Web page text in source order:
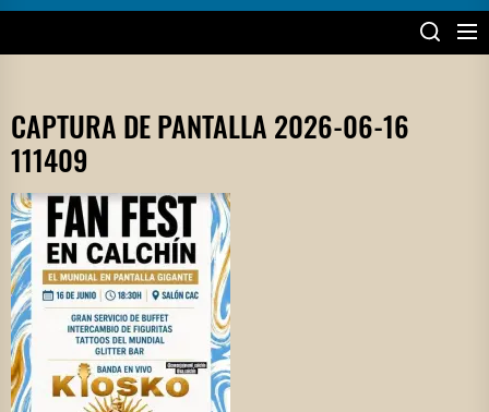
CAPTURA DE PANTALLA 2026-06-16
111409